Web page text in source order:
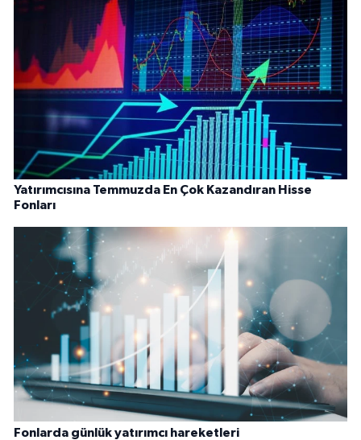
Yatırımcısına Temmuzda En Çok Kazandıran Hisse
Fonları
Fonlarda günlük yatırımcı hareketleri